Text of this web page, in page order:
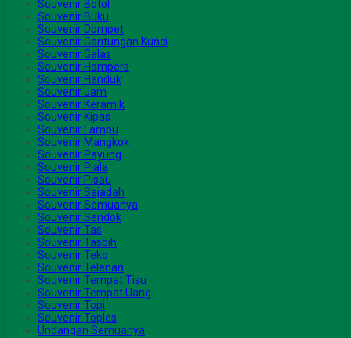
Souvenir Botol
Souvenir Buku
Souvenir Dompet
Souvenir Gantungan Kunci
Souvenir Gelas
Souvenir Hampers
Souvenir Handuk
Souvenir Jam
Souvenir Keramik
Souvenir Kipas
Souvenir Lampu
Souvenir Mangkok
Souvenir Payung
Souvenir Piala
Souvenir Pisau
Souvenir Sajadah
Souvenir Semuanya
Souvenir Sendok
Souvenir Tas
Souvenir Tasbih
Souvenir Teko
Souvenir Telenan
Souvenir Tempat Tisu
Souvenir Tempat Uang
Souvenir Topi
Souvenir Toples
Undangan Semuanya